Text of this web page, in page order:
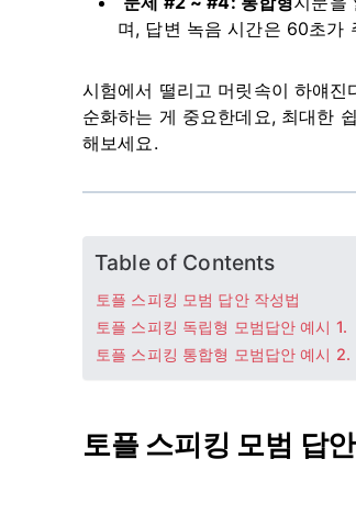
며, 답변 녹음 시간은 60초가
시험에서 떨리고 머릿속이 하얘
순화하는 게 중요한데요, 최대한
해보세요.
Table of Contents
토플 스피킹 모범 답안 작성법
토플 스피킹 독립형 모범답안 예시 1.
토플 스피킹 통합형 모범답안 예시 2.
토플 스피킹 모범 답